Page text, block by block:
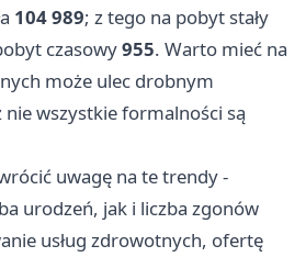
104 989; z tego na pobyt stały
czasowy955. Warto mieć na
może ulec drobnym
wszystkie formalności są
uwagę na te trendy -
urodzeń, jak i liczba zgonów
usług zdrowotnych, ofertę